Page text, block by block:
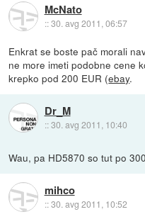
McNato
::30. avg 2011, 06:57
Enkrat se boste pač morali
ne more imeti podobne cene
krepko pod 200 EUR (ebay.
Dr_M
::30. avg 2011, 10:40
Wau, pa HD5870 so tut po
mihco
::30. avg 2011, 10:52